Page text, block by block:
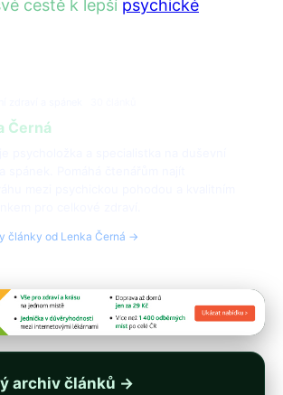
cestě k lepší psychické
Černá
články od Lenka Černá →
archiv článků →